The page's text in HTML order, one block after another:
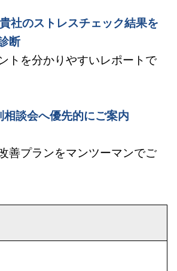
社のストレスチェック結果を
断
トを分かりやすいレポートで
談会へ優先的にご案内
善プランをマンツーマンでご